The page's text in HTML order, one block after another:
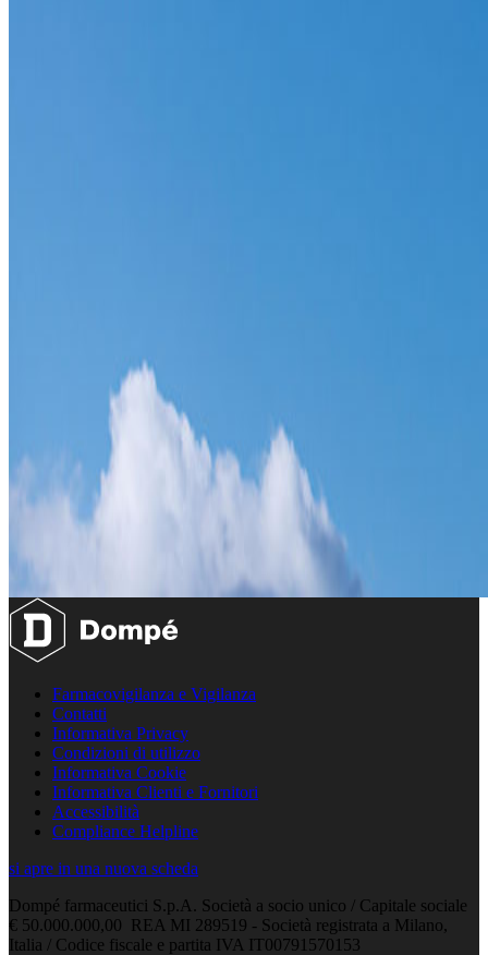
Farmacovigilanza e Vigilanza
Contatti
Informativa Privacy
Condizioni di utilizzo
Informativa Cookie
Informativa Clienti e Fornitori
Accessibilità
Compliance Helpline
si apre in una nuova scheda
Dompé farmaceutici S.p.A. Società a socio unico / Capitale sociale
€ 50.000.000,00 REA MI 289519 - Società registrata a Milano,
Italia / Codice fiscale e partita IVA IT00791570153